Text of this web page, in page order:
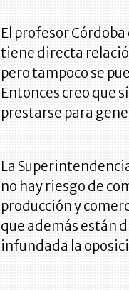
El profesor
tiene directa
pero tampoco se
Entonces creo que
prestarse para
La
no hay riesgo de
producción y
que además están
infundada la